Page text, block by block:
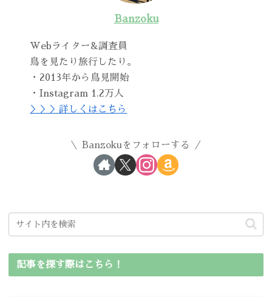
Banzoku
Webライター&調査員
鳥を見たり旅行したり。
・2013年から鳥見開始
・Instagram 1.2万人
＞＞＞詳しくはこちら
Banzokuをフォローする
記事を探す際はこちら！